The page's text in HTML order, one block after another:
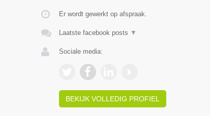
Er wordt gewerkt op afspraak.
Laatste facebook posts ▼
Sociale media:
BEKIJK VOLLEDIG PROFIEL